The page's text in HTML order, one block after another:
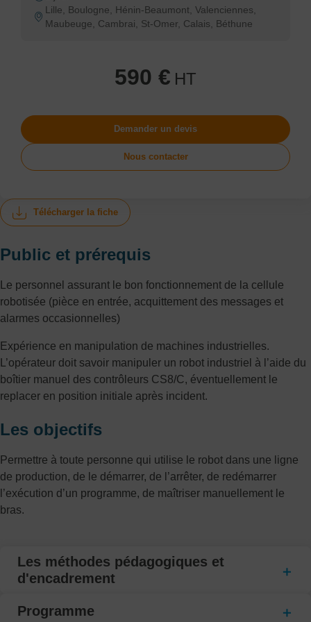
Télécharger la fiche
Public et prérequis
Le personnel assurant le bon fonctionnement de la cellule
robotisée (pièce en entrée, acquittement des messages et
alarmes occasionnelles)
Expérience en manipulation de machines industrielles.
L’opérateur doit savoir manipuler un robot industriel à l’aide du
boîtier manuel des contrôleurs CS8/C, éventuellement le
replacer en position initiale après incident.
Les objectifs
Permettre à toute personne qui utilise le robot dans une ligne
de production, de le démarrer, de l’arrêter, de redémarrer
l’exécution d’un programme, de maîtriser manuellement le
bras.
Les méthodes pédagogiques et
d'encadrement
Programme
Lille, Boulogne, Hénin-Beaumont, Valenciennes,
Maubeuge, Cambrai, St-Omer, Calais, Béthune
590 € HT
Demander un devis
Nous contacter